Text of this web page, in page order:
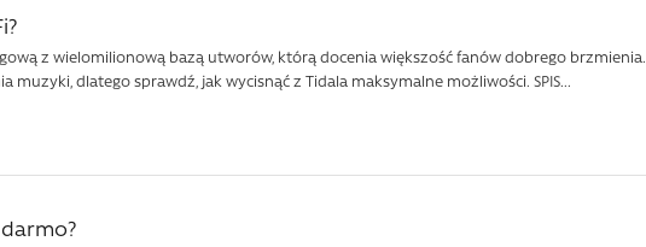
z wielomilionową bazą utworów, którą docenia większość fanów dobrego brzmienia.
muzyki, dlatego sprawdź, jak wycisnąć z Tidala maksymalne możliwości. SPIS...